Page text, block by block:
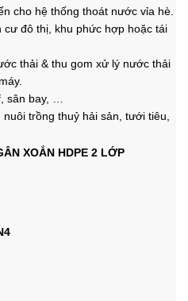
cho hệ thống thoát nước vỉa hè.
đô thị, khu phức hợp hoặc tái
thải & thu gom xử lý nước thải
sân bay, …
trồng thuỷ hải sản, tưới tiêu,
XOẮN HDPE 2 LỚP